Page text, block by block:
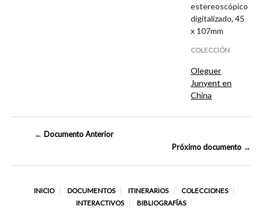
estereoscópico
digitalizado, 45
x 107mm
COLECCIÓN
Oleguer
Junyent en
China
← Documento Anterior
Próximo documento →
INICIO DOCUMENTOS ITINERARIOS
COLECCIONES
INTERACTIVOS
BIBLIOGRAFÍAS